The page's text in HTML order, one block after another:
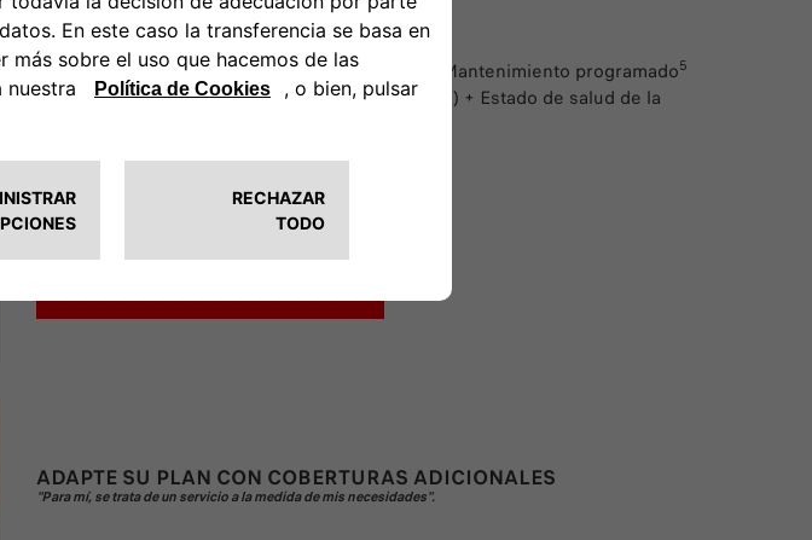
COMPLETE CARE
Extension de garantía1(Batería de tracción ) + Mantenimiento programado5
+ Asistencia Abarth3(incluida la falta de energía
) + Estado de salud de la
Complete Care + Piezas de desgaste
ADAPTE SU PLAN CON COBERTURAS ADICIONALES
"Para mí, se trata de un servicio a la medida de mis necesidades".